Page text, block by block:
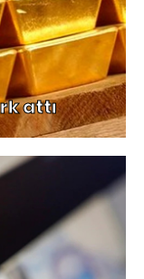
attı